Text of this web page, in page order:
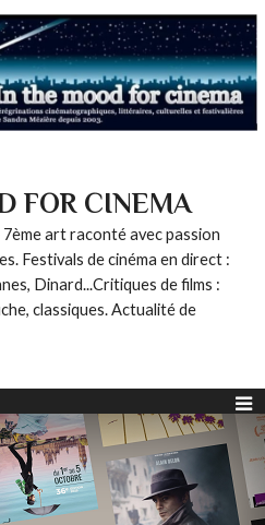
FOR CINEMA
art raconté avec passion
Festivals de cinéma en direct :
Dinard...Critiques de films :
classiques. Actualité de